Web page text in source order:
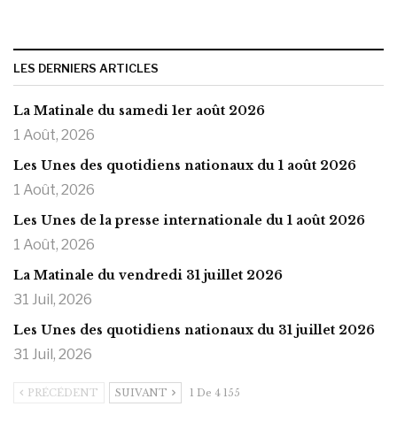
LES DERNIERS ARTICLES
La Matinale du samedi 1er août 2026
1 Août, 2026
Les Unes des quotidiens nationaux du 1 août 2026
1 Août, 2026
Les Unes de la presse internationale du 1 août 2026
1 Août, 2026
La Matinale du vendredi 31 juillet 2026
31 Juil, 2026
Les Unes des quotidiens nationaux du 31 juillet 2026
31 Juil, 2026
PRÉCÉDENT SUIVANT 1 De 4 155